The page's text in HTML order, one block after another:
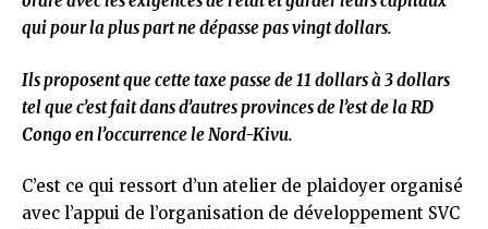
qui pour la plus part ne dépasse pas vingt dollars.
Ils proposent que cette taxe passe de 11 dollars à 3 dollars
tel que c’est fait dans d’autres provinces de l’est de la RD
Congo en l’occurrence le Nord-Kivu.
C’est ce qui ressort d’un atelier de plaidoyer organisé
avec l’appui de l’organisation de développement SVC